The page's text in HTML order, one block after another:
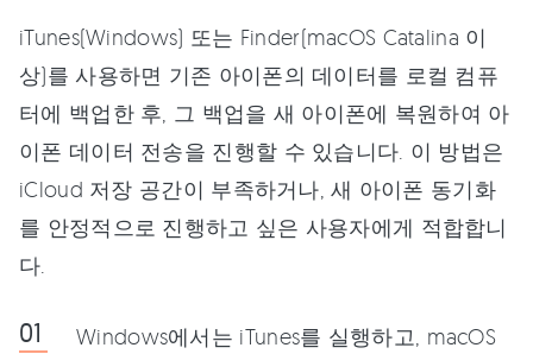
iTunes(Windows) 또는 Finder(macOS Catalina 이
상)를 사용하면 기존 아이폰의 데이터를 로컬 컴퓨
터에 백업한 후, 그 백업을 새 아이폰에 복원하여 아
이폰 데이터 전송을 진행할 수 있습니다. 이 방법은
iCloud 저장 공간이 부족하거나, 새 아이폰 동기화
를 안정적으로 진행하고 싶은 사용자에게 적합합니
다.
Windows에서는 iTunes를 실행하고, macOS